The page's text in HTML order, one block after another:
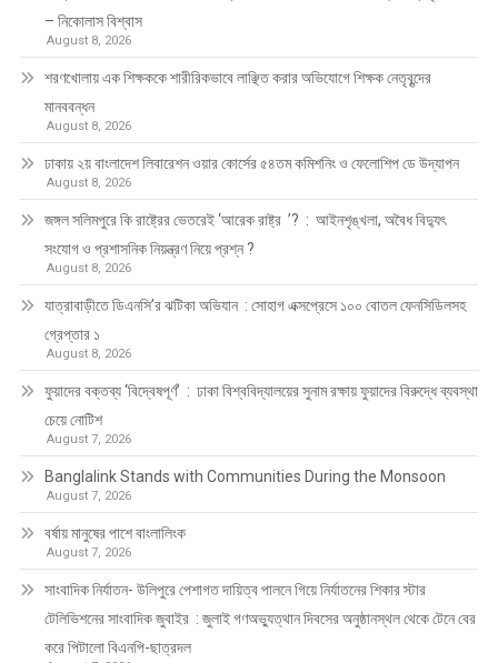
– নিকোলাস বিশ্বাস
August 8, 2026
শরণখোলায় এক শিক্ষককে শারীরিকভাবে লাঞ্ছিত করার অভিযোগে শিক্ষক নেতৃবৃন্দের
মানববন্ধন
August 8, 2026
ঢাকায় ২য় বাংলাদেশ লিবারেশন ওয়ার কোর্সের ৫৪তম কমিশনিং ও ফেলোশিপ ডে উদ্‌যাপন
August 8, 2026
জঙ্গল সলিমপুরে কি রাষ্ট্রের ভেতরেই ‘আরেক রাষ্ট্র ’? : আইনশৃঙ্খলা, অবৈধ বিদ্যুৎ
সংযোগ ও প্রশাসনিক নিয়ন্ত্রণ নিয়ে প্রশ্ন ?
August 8, 2026
যাত্রাবাড়ীতে ডিএনসি’র ঝটিকা অভিযান : সোহাগ এক্সপ্রেসে ১০০ বোতল ফেনসিডিলসহ
গ্রেপ্তার ১
August 8, 2026
ফুয়াদের বক্তব্য ‘বিদ্বেষপূর্ণ’ : ঢাকা বিশ্ববিদ্যালয়ের সুনাম রক্ষায় ফুয়াদের বিরুদ্ধে ব্যবস্থা
চেয়ে নোটিশ
August 7, 2026
Banglalink Stands with Communities During the Monsoon
August 7, 2026
বর্ষায় মানুষের পাশে বাংলালিংক
August 7, 2026
সাংবাদিক নির্যাতন- উলিপুরে পেশাগত দায়িত্ব পালনে গিয়ে নির্যাতনের শিকার স্টার
টেলিভিশনের সাংবাদিক জুবাইর : জুলাই গণঅভ্যুত্থান দিবসের অনুষ্ঠানস্থল থেকে টেনে বের
করে পিটালো বিএনপি-ছাত্রদল